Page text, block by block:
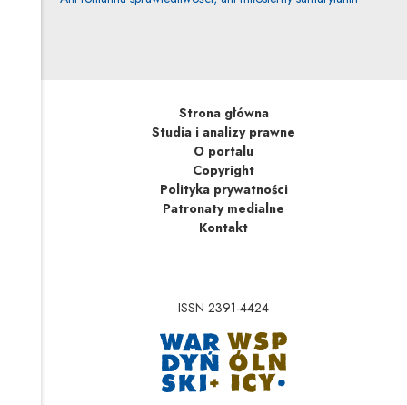
Strona główna
Studia i analizy prawne
O portalu
Copyright
Polityka prywatności
Patronaty medialne
Kontakt
ISSN 2391-4424
Uwaga, link zostanie